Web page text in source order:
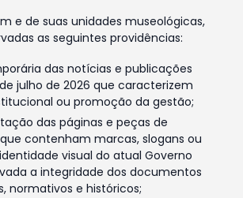
e de suas unidades museológicas,
as seguintes providências:
das notícias e publicações
julho de 2026 que caracterizem
ou promoção da gestão;
das páginas e peças de
contenham marcas, slogans ou
visual do atual Governo
a integridade dos documentos
normativos e históricos;